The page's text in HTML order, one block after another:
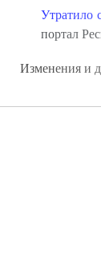
Утратило
портал
Изменения и